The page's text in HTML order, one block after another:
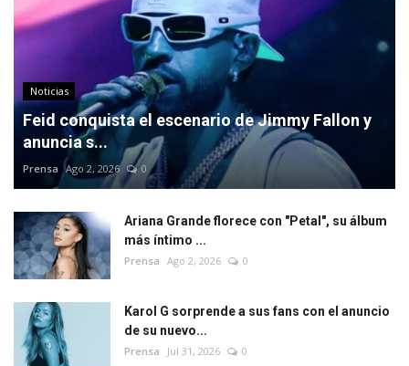
Noticias
Feid conquista el escenario de Jimmy Fallon y
anuncia s...
Prensa Ago 2, 2026 0
Ariana Grande florece con "Petal", su álbum
más íntimo ...
Prensa Ago 2, 2026 0
Karol G sorprende a sus fans con el anuncio
de su nuevo...
Prensa Jul 31, 2026 0